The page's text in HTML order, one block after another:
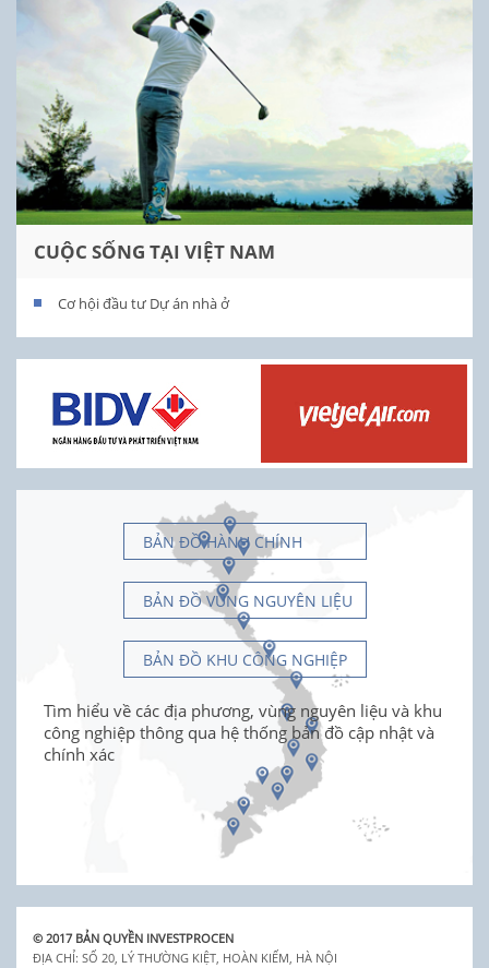
CUỘC SỐNG TẠI VIỆT NAM
Cơ hội đầu tư Dự án nhà ở
BẢN ĐỒ HÀNH CHÍNH
BẢN ĐỒ VÙNG NGUYÊN LIỆU
BẢN ĐỒ KHU CÔNG NGHIỆP
Tìm hiểu về các địa phương, vùng nguyên liệu và khu
công nghiệp thông qua hệ thống bản đồ cập nhật và
chính xác
© 2017 BẢN QUYỀN INVESTPROCEN
ĐỊA CHỈ: SỐ 20, LÝ THƯỜNG KIỆT, HOÀN KIẾM, HÀ NỘI